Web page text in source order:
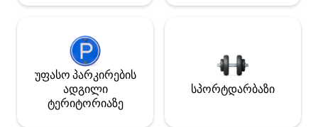
უფასო პარკირების
ადგილი
ტერიტორიაზე
სპორტდარბაზი